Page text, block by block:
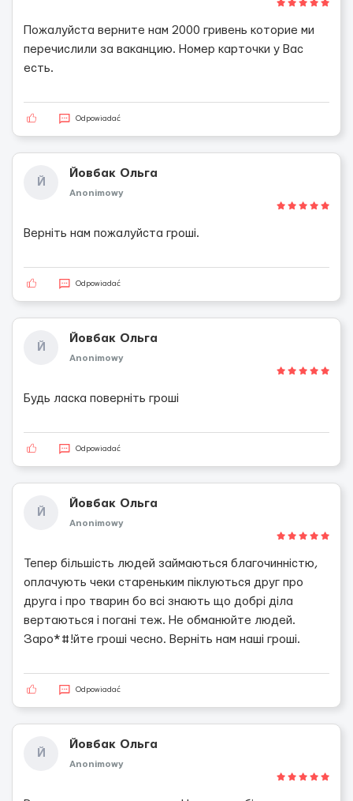
Пожалуйста верните нам 2000 гривень которие ми
перечислили за ваканцию. Номер карточки у Вас
есть.
Odpowiadać
Й
Йовбак Ольга
Anonimowy
Верніть нам пожалуйста гроші.
Odpowiadać
Й
Йовбак Ольга
Anonimowy
Будь ласка поверніть гроші
Odpowiadać
Й
Йовбак Ольга
Anonimowy
Тепер більшість людей займаються благочинністю,
оплачують чеки стареньким піклуються друг про
друга і про тварин бо всі знають що добрі діла
вертаються і погані теж. Не обманюйте людей.
Заро*#!йте гроші чесно. Верніть нам наші гроші.
Odpowiadać
Й
Йовбак Ольга
Anonimowy